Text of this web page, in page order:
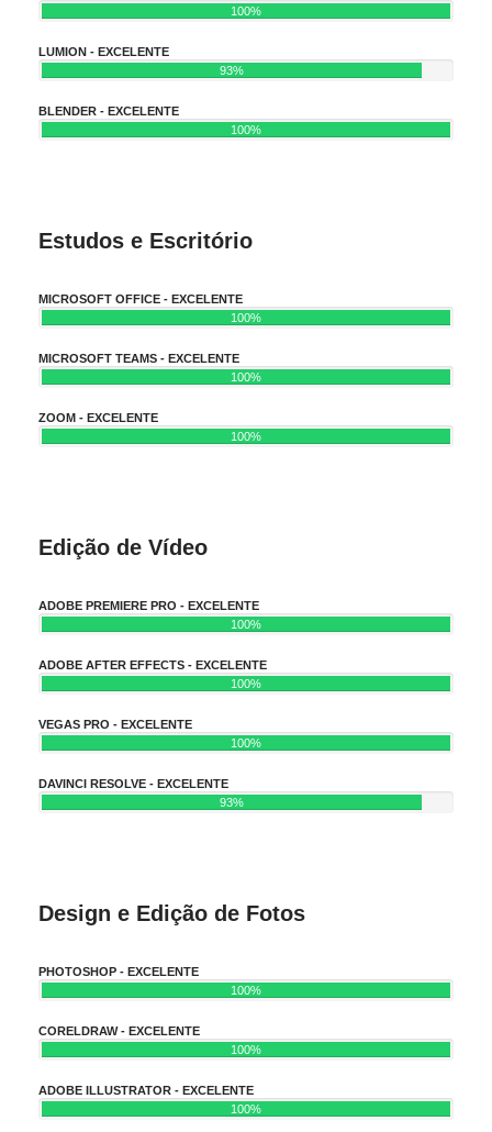
100%
LUMION - EXCELENTE
93%
BLENDER - EXCELENTE
100%
Estudos e Escritório
MICROSOFT OFFICE - EXCELENTE
100%
MICROSOFT TEAMS - EXCELENTE
100%
ZOOM - EXCELENTE
100%
Edição de Vídeo
ADOBE PREMIERE PRO - EXCELENTE
100%
ADOBE AFTER EFFECTS - EXCELENTE
100%
VEGAS PRO - EXCELENTE
100%
DAVINCI RESOLVE - EXCELENTE
93%
Design e Edição de Fotos
PHOTOSHOP - EXCELENTE
100%
CORELDRAW - EXCELENTE
100%
ADOBE ILLUSTRATOR - EXCELENTE
100%